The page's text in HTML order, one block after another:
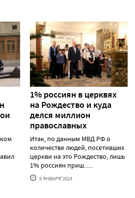
1% россиян в церквях
на Рождество и куда
делся миллион
православных
Итак, по данным МВД РФ о
количестве людей, посетивших
церкви на это Рождество, лишь
1% россиян приш......
8 ЯНВАРЯ'2024